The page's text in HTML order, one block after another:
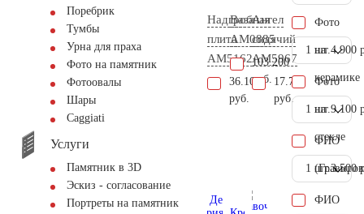
Поребрик
Тумбы
Урна для праха
Фото на памятник
Фотоовалы
Шары
Сaggiati
Услуги
Памятник в 3D
Эскиз - согласование
Портреты на памятник
Надгробная
плита
AM5162
36.100
руб.
Ваза
AM0885
103.200
руб.
Ангел
сидячий
AM5967
17.700
руб.
Фото
на
керамике
1 шт. 4.900
Фото
на
стекле
1 шт. 9.100
ФИО
1 шт.3.500
ФИО